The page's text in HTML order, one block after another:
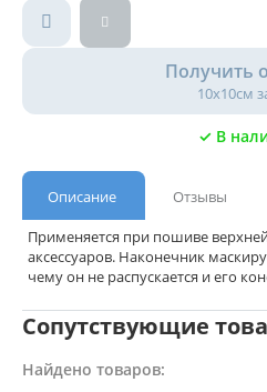
Получить
10х10см
✓ В
Описание
Отзывы
Применяется при пошиве
аксессуаров. Наконечник
чему он не распускается и его
Сопутствующие
Найдено товаров: